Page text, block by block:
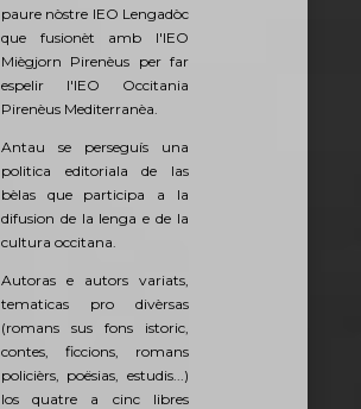
paure nòstre IEO Lengadòc
que fusionèt amb l'IEO
Miègjorn Pirenèus per far
espelir l'IEO Occitania
Pirenèus Mediterranèa.
Antau se perseguís una
politica editoriala de las
bèlas que participa a la
difusion de la lenga e de la
cultura occitana.
Autoras e autors variats,
tematicas pro divèrsas
(romans sus fons istoric,
contes, ficcions, romans
policièrs, poësias, estudis...)
los quatre a cinc libres